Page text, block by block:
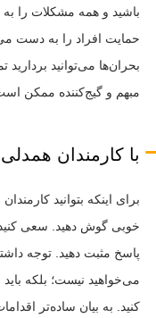
باشید و همه مشکلات را
حمایت افراد را به دست
بحران‌ها می‌توانید
مبهم و گیج‌کننده ممکن
با کارمندان همدلی
برای اینکه بتوانید
خوبی گوش دهید. سعی کنید
پاسخ مثبت دهید. توجه
می‌خواهید نیست؛ بلکه باید
کنید. به بیان ساده‌تر